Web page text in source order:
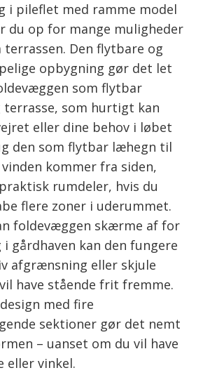
i pileflet med ramme model
du op for mange muligheder
terrassen. Den flytbare og
opbygning gør det let
som flytbar
som hurtigt kan
eller dine behov i løbet
den som flytbar læhegn til
kommer fra siden,
rumdeler, hvis du
flere zoner i uderummet.
foldevæggen skærme af for
i gårdhaven kan den fungere
afgrænsning eller skjule
have stående frit fremme.
med fire
sektioner gør det nemt
– uanset om du vil have
eller vinkel.